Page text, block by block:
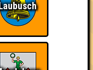
The Amount of
Teilnahmen is too
damn high